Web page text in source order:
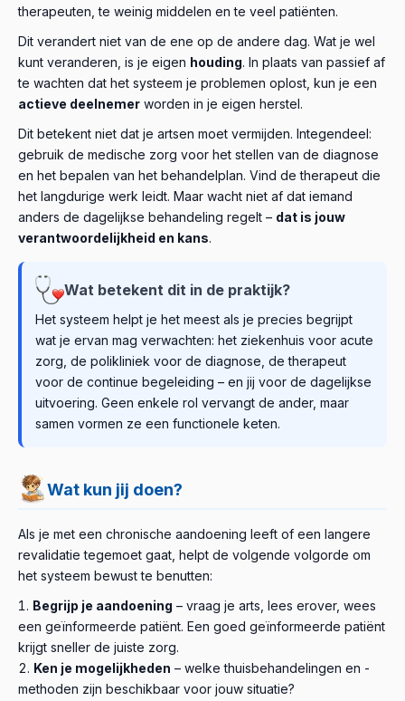
therapeuten, te weinig middelen en te veel patiënten.
Dit verandert niet van de ene op de andere dag. Wat je wel
kunt veranderen, is je eigen houding. In plaats van passief af
te wachten dat het systeem je problemen oplost, kun je een
actieve deelnemer worden in je eigen herstel.
Dit betekent niet dat je artsen moet vermijden. Integendeel:
gebruik de medische zorg voor het stellen van de diagnose
en het bepalen van het behandelplan. Vind de therapeut die
het langdurige werk leidt. Maar wacht niet af dat iemand
anders de dagelijkse behandeling regelt – dat is jouw
verantwoordelijkheid en kans.
Wat betekent dit in de praktijk?
Het systeem helpt je het meest als je precies begrijpt
wat je ervan mag verwachten: het ziekenhuis voor acute
zorg, de polikliniek voor de diagnose, de therapeut
voor de continue begeleiding – en jij voor de dagelijkse
uitvoering. Geen enkele rol vervangt de ander, maar
samen vormen ze een functionele keten.
Wat kun jij doen?
Als je met een chronische aandoening leeft of een langere
revalidatie tegemoet gaat, helpt de volgende volgorde om
het systeem bewust te benutten:
Begrijp je aandoening – vraag je arts, lees erover, wees
een geïnformeerde patiënt. Een goed geïnformeerde patiënt
krijgt sneller de juiste zorg.
Ken je mogelijkheden – welke thuisbehandelingen en -
methoden zijn beschikbaar voor jouw situatie?